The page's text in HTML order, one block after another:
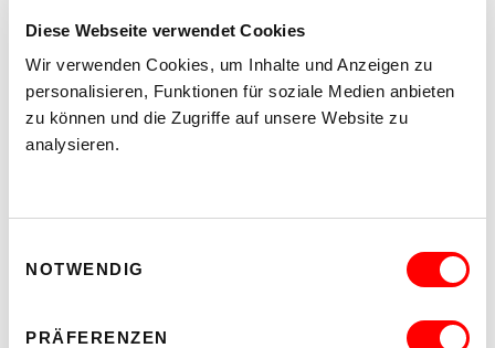
Diese Webseite verwendet Cookies
Wir verwenden Cookies, um Inhalte und Anzeigen zu
personalisieren, Funktionen für soziale Medien anbieten
zu können und die Zugriffe auf unsere Website zu
analysieren.
NOTWENDIG
PRÄFERENZEN